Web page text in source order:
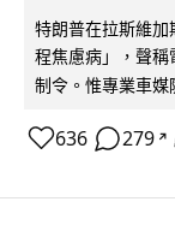
特朗普在拉斯維
程焦慮病」，聲
制令。惟專業車媒
636 279 ↗